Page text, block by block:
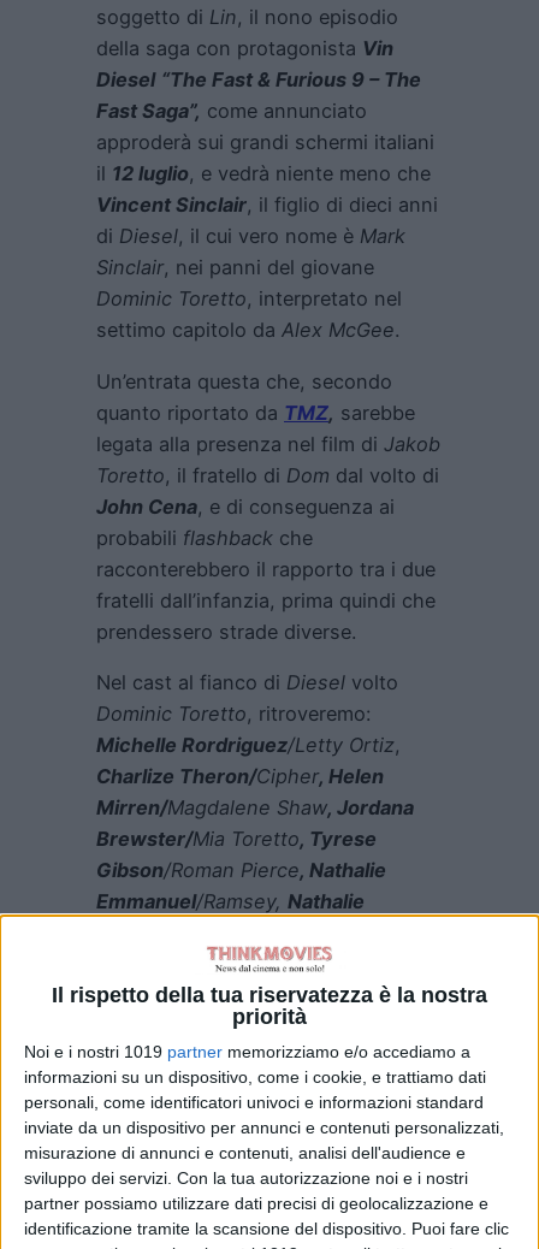
Il rispetto della tua riservatezza è la nostra
priorità
Noi e i nostri 1019 partner memorizziamo e/o accediamo a
informazioni su un dispositivo, come i cookie, e trattiamo dati
personali, come identificatori univoci e informazioni standard
inviate da un dispositivo per annunci e contenuti personalizzati,
misurazione di annunci e contenuti, analisi dell'audience e
sviluppo dei servizi. Con la tua autorizzazione noi e i nostri
partner possiamo utilizzare dati precisi di geolocalizzazione e
identificazione tramite la scansione del dispositivo. Puoi fare clic
soggetto di Lin, il nono episodio
della saga con protagonista Vin
Diesel “The Fast & Furious 9 – The
Fast Saga”, come annunciato
approderà sui grandi schermi italiani
il 12 luglio, e vedrà niente meno che
Vincent Sinclair, il figlio di dieci anni
di Diesel, il cui vero nome è Mark
Sinclair, nei panni del giovane
Dominic Toretto, interpretato nel
settimo capitolo da Alex McGee.
Un’entrata questa che, secondo
quanto riportato da TMZ, sarebbe
legata alla presenza nel film di Jakob
Toretto, il fratello di Dom dal volto di
John Cena, e di conseguenza ai
probabili flashback che
racconterebbero il rapporto tra i due
fratelli dall’infanzia, prima quindi che
prendessero strade diverse.
Nel cast al fianco di Diesel volto
Dominic Toretto, ritroveremo:
Michelle Rordriguez/Letty Ortiz,
Charlize Theron/Cipher, Helen
Mirren/Magdalene Shaw, Jordana
Brewster/Mia Toretto, Tyrese
Gibson/Roman Pierce, Nathalie
Emmanuel/Ramsey, Nathalie
/Simon Toretto, Ludacris
Parker,e ancoraLucas Black, Finn
Cole, John Cena, Michael Roker,
Vinnie Bennet, Anna Sawau, nonché
di Sung Kangancora una volta nei
panni diHan Lue, personaggio
creduto morto in“The Fast and the
Furious: Tokyo Drift”,e a quanto pare
molto probabilmente ancheCody